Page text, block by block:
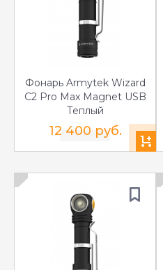
Фонарь Armytek Wizard
C2 Pro Max Magnet USB
Теплый
12 400 руб.